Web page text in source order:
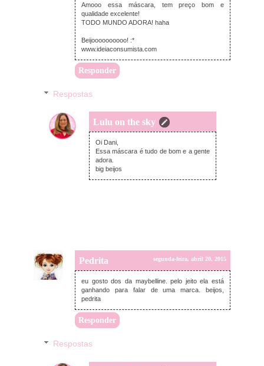
Amooo essa máscara, tem preço bom e
qualidade excelente!
TODO MUNDO ADORA! haha
Beijoooooooooo! :*
www.ideiaconsumista.com
Responder
Respostas
Lulu on the sky
segunda-feira, abril 20, 2015
Oi Dani,
Essa máscara é tudo de bom e a gente
adora.
big beijos
Pedrita segunda-feira, abril 20, 2015
eu gosto dos da maybelline. pelo jeito ela está
ganhando para falar de uma marca. beijos,
pedrita
Responder
Respostas